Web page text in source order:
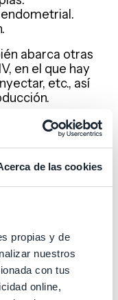
de las cookies
propias y de
nuestros
con tus
online,
abarca otras
en el que hay
etc., así
que
son:
reproductivo
o por fallo